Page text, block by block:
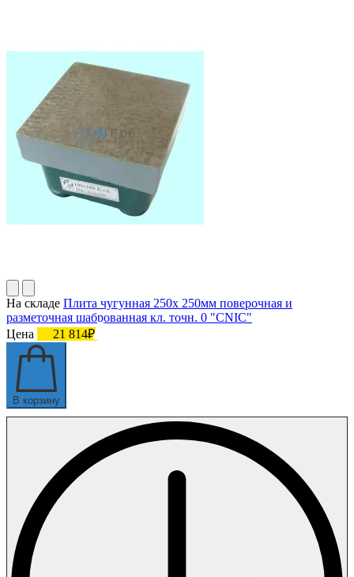
На складе Плита чугунная 250х 250мм поверочная и
разметочная шаброванная кл. точн. 0 "CNIC"
Цена
21 814₽
В корзину